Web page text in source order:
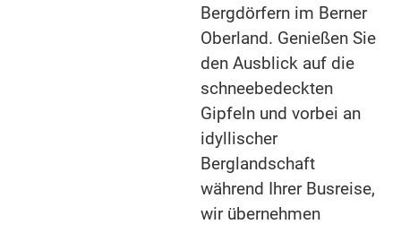
Bergdörfern im Berner
Oberland. Genießen Sie
den Ausblick auf die
schneebedeckten
Gipfeln und vorbei an
idyllischer
Berglandschaft
während Ihrer Busreise,
wir übernehmen